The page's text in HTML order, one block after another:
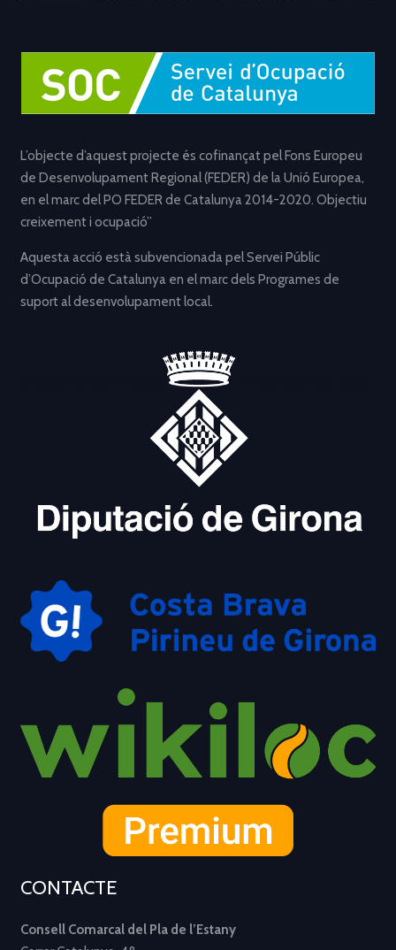
L’objecte d’aquest projecte és cofinançat pel Fons Europeu
de Desenvolupament Regional (FEDER) de la Unió Europea,
en el marc del PO FEDER de Catalunya 2014-2020. Objectiu
creixement i ocupació”
Aquesta acció està subvencionada pel Servei Públic
d’Ocupació de Catalunya en el marc dels Programes de
suport al desenvolupament local.
CONTACTE
Consell Comarcal del Pla de l’Estany